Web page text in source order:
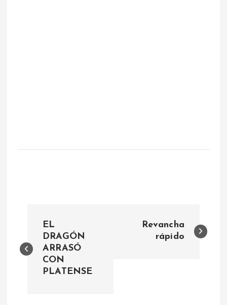
a
EL
DRAGÓN
ARRASÓ
CON
PLATENSE
Revancha
rápido